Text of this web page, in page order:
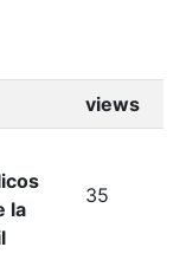
views
la
35